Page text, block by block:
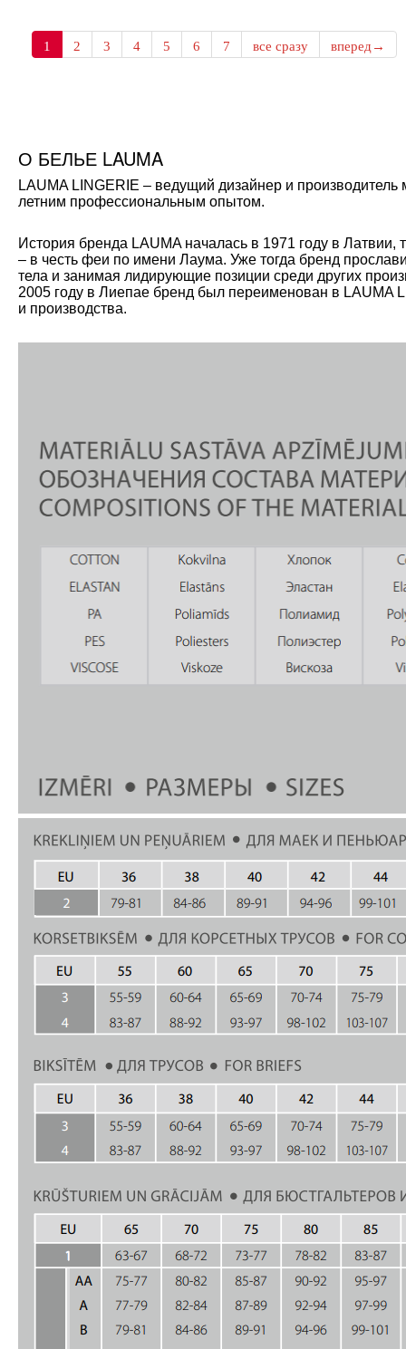
1 2 3 4 5 6 7 все сразу вперед→
О БЕЛЬЕ LAUMA
LAUMA LINGERIE – ведущий дизайнер и
летним профессиональным опытом.
История бренда LAUMA началась в 1971 году в
– в честь феи по имени Лаума. Уже тогда бренд
тела и занимая лидирующие позиции среди других
2005 году в Лиепае бренд был переименован в LAUMA
и производства.